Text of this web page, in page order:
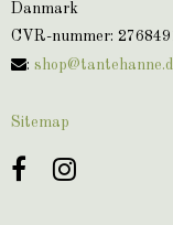
Danmark
CVR-nummer:
:
Sitemap